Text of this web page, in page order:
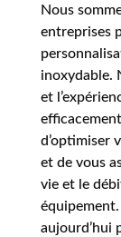
Nous
entreprises
inoxydable.
et
d’optimiser
et de vous
vie et le
équipement.
aujourd’hui